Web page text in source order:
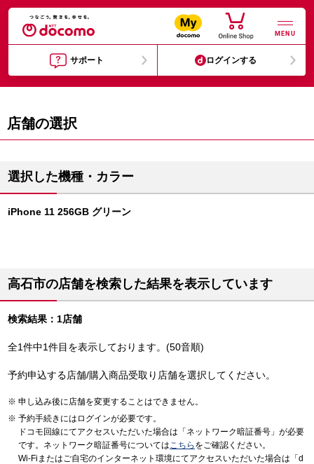
MENU
サポート ログインする
店舗の選択
選択した機種・カラー
iPhone 11 256GB グリーン
高石市の店舗を検索した結果を表示しています
検索結果：1店舗
全1件中1件目を表示しております。(50音順)
予約申込する店舗/購入商品受取り店舗を選択してください。
申し込み後に店舗を変更することはできません。
予約手続きにはログインが必要です。
ドコモ回線にてアクセスいただいた場合は「ネットワーク暗証番号」が必要
です。ネットワーク暗証番号についてはこちら をご確認ください。
Wi-Fiまたはご自宅のインターネット環境にてアクセスいただいた場合は「d